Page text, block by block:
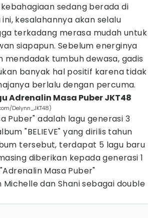
sedang berada di
ini, kesalahannya akan selalu
terkadang merasa mudah untuk
siapapun. Sebelum energinya
mendadak tumbuh dewasa, gadis
banyak hal positif karena tidak
berlalu dengan percuma.
Adrenalin Masa Puber JKT48
Delynn_JKT48)
Puber" adalah lagu generasi 3
"BELIEVE" yang dirilis tahun
tersebut, terdapat 5 lagu baru
diberikan kepada generasi 1
Masa Puber"
dan Shani sebagai double